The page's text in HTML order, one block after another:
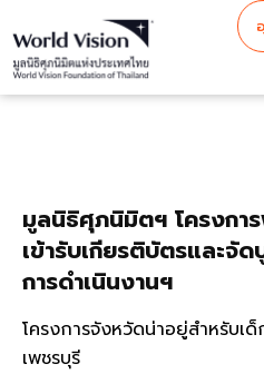
มูลนิธิศุภนิมิตฯ โครงกา
เข้ารับเกียรติบัตรและจั
การดำเนินงานฯ
โครงการจังหวัดน่าอยู่สำหรับเ
เพชรบุรี